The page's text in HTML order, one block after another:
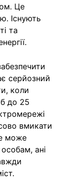
Це
Існують
та
серйозний
коли
до 25
вмикати
може
ані